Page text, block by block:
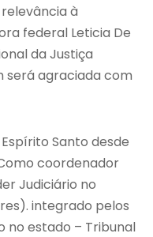
à
federal Leticia De
da Justiça
será agraciada com
Santo desde
coordenador
Judiciário no
integrado pelos
no estado – Tribunal